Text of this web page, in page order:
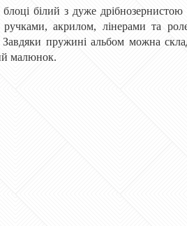
білий з дуже дрібнозернистою
акрилом, лінерами та
пружині альбом можна
малюнок.